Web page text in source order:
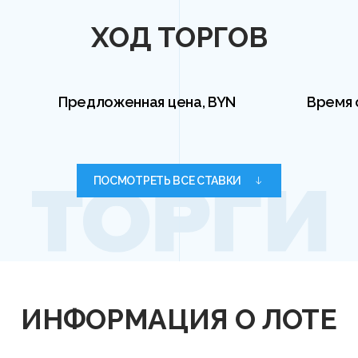
ХОД ТОРГОВ
Предложенная цена, BYN Время
ПОСМОТРЕТЬ ВСЕ СТАВКИ
ИНФОРМАЦИЯ О ЛОТЕ